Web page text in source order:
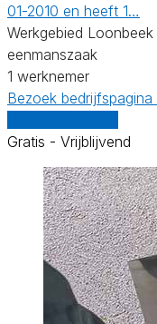
01-2010 en heeft 1…
Werkgebied Loonbeek
eenmanszaak
1 werknemer
Bezoek bedrijfspagina
Gratis - Vrijblijvend